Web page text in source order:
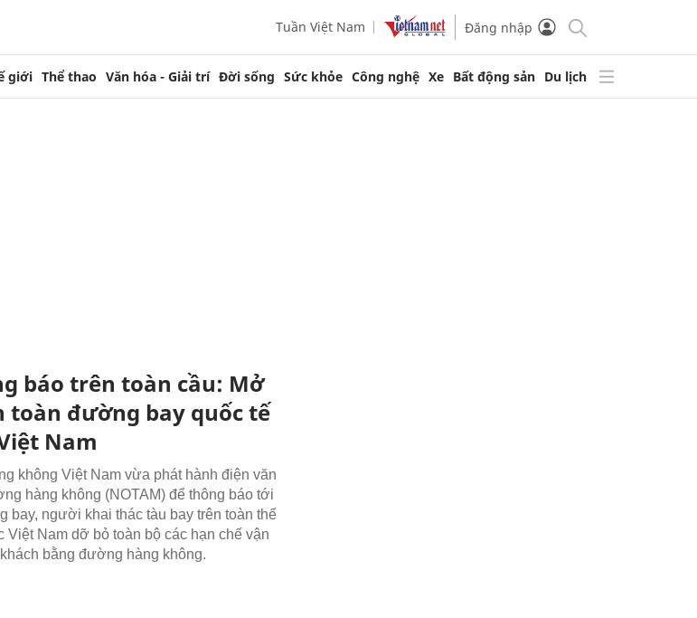
Tuần Việt Nam Đăng nhập
giới Thể thao Văn hóa - Giải trí Đời sống Sức khỏe Công nghệ Xe Bất động sản Du lịch
báo trên toàn cầu: Mở
toàn đường bay quốc tế
Nam
không Việt Nam vừa phát hành điện văn
hàng không (NOTAM) để thông báo tới
bay, người khai thác tàu bay trên toàn thế
Việt Nam dỡ bỏ toàn bộ các hạn chế vận
bằng đường hàng không.